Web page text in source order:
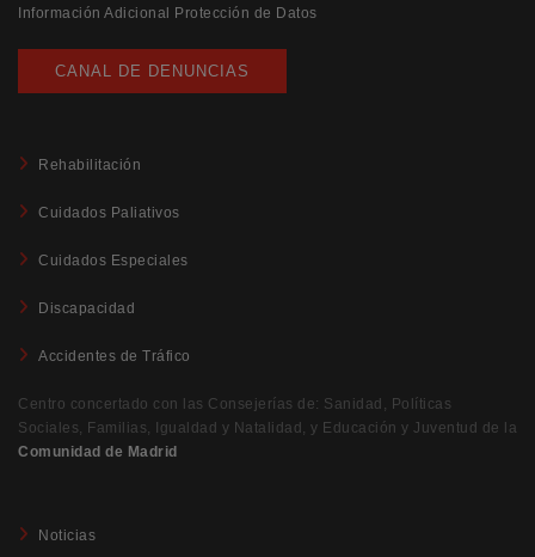
Información Adicional Protección de Datos
CANAL DE DENUNCIAS
Rehabilitación
Cuidados Paliativos
Cuidados Especiales
Discapacidad
Accidentes de Tráfico
Centro concertado con las Consejerías de: Sanidad, Políticas
Sociales, Familias, Igualdad y Natalidad, y Educación y Juventud de la
Comunidad de Madrid
Noticias